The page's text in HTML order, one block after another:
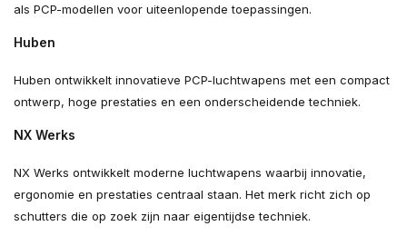
als PCP-modellen voor uiteenlopende toepassingen.
Huben
Huben ontwikkelt innovatieve PCP-luchtwapens met een compact
ontwerp, hoge prestaties en een onderscheidende techniek.
NX Werks
NX Werks ontwikkelt moderne luchtwapens waarbij innovatie,
ergonomie en prestaties centraal staan. Het merk richt zich op
schutters die op zoek zijn naar eigentijdse techniek.